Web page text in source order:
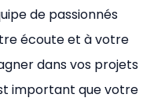
de passionnés
écoute et à votre
dans vos projets
important que votre